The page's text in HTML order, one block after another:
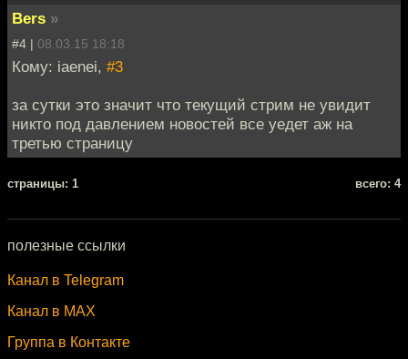
Bers »
#4 | 08.03.15 18:18
Кому: iaenei, #3
за сутки это значит что текущий стрим не увидит
никто под давлением новостей все уедет аж на
третью страницу
cтраницы: 1 всего: 4
полезные ссылки
Канал в Telegram
Канал в MAX
Группа в Контакте